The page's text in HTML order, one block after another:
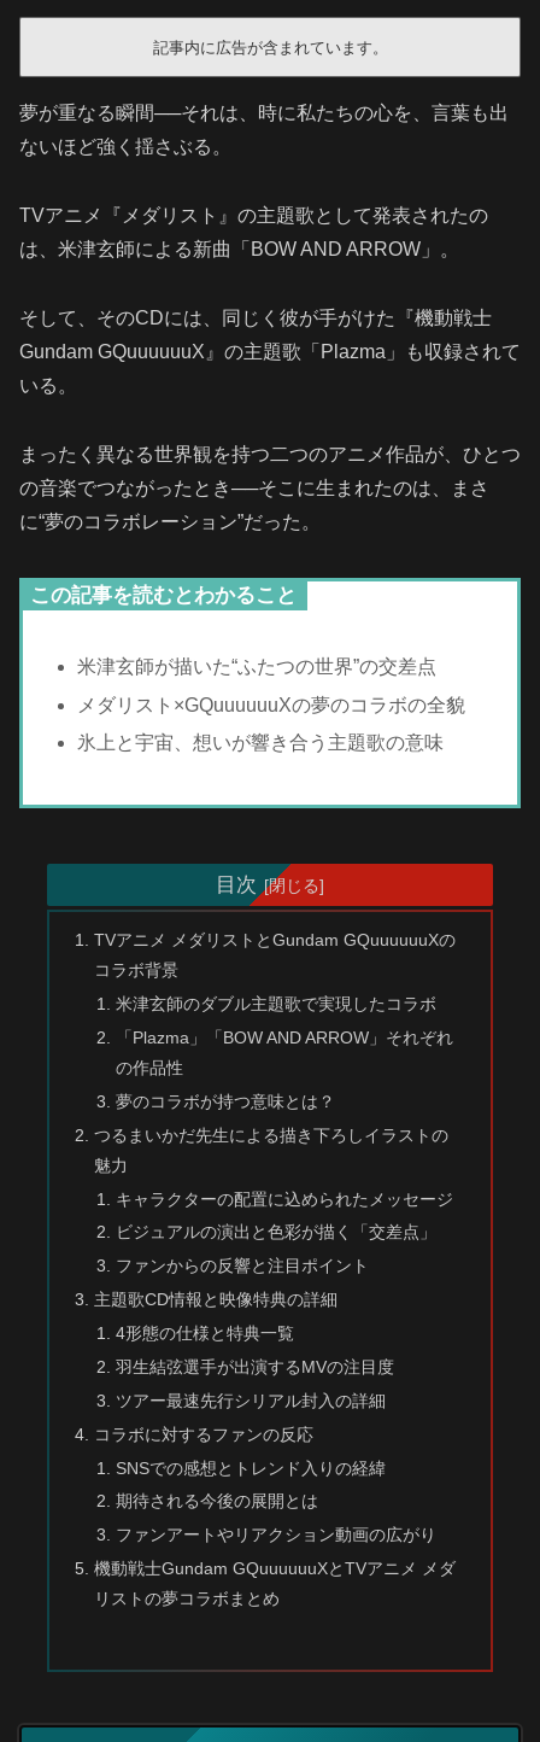
記事内に広告が含まれています。
夢が重なる瞬間──それは、時に私たちの心を、言葉も出
ないほど強く揺さぶる。
TVアニメ『メダリスト』の主題歌として発表されたの
は、米津玄師による新曲「BOW AND ARROW」。
そして、そのCDには、同じく彼が手がけた『機動戦士
Gundam GQuuuuuuX』の主題歌「Plazma」も収録されて
いる。
まったく異なる世界観を持つ二つのアニメ作品が、ひとつ
の音楽でつながったとき──そこに生まれたのは、まさ
に“夢のコラボレーション”だった。
この記事を読むとわかること
米津玄師が描いた“ふたつの世界”の交差点
メダリスト×GQuuuuuuXの夢のコラボの全貌
氷上と宇宙、想いが響き合う主題歌の意味
目次
TVアニメ メダリストとGundam GQuuuuuuXの
コラボ背景
米津玄師のダブル主題歌で実現したコラボ
「Plazma」「BOW AND ARROW」それぞれ
の作品性
夢のコラボが持つ意味とは？
つるまいかだ先生による描き下ろしイラストの
魅力
キャラクターの配置に込められたメッセージ
ビジュアルの演出と色彩が描く「交差点」
ファンからの反響と注目ポイント
主題歌CD情報と映像特典の詳細
4形態の仕様と特典一覧
羽生結弦選手が出演するMVの注目度
ツアー最速先行シリアル封入の詳細
コラボに対するファンの反応
SNSでの感想とトレンド入りの経緯
期待される今後の展開とは
ファンアートやリアクション動画の広がり
機動戦士Gundam GQuuuuuuXとTVアニメ メダ
リストの夢コラボまとめ